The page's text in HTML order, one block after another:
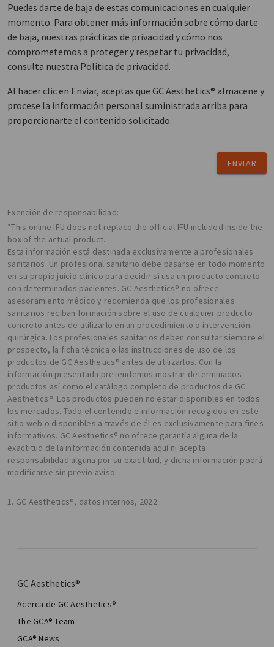
Puedes darte de baja de estas comunicaciones en cualquier
momento. Para obtener más información sobre cómo darte
de baja, nuestras prácticas de privacidad y cómo nos
comprometemos a proteger y respetar tu privacidad,
consulta nuestra Política de privacidad.
Al hacer clic en Enviar, aceptas que GC Aesthetics® almacene y
procese la información personal suministrada arriba para
proporcionarte el contenido solicitado.
ENVIAR
Exención de responsabilidad:
*This online IFU does not replace the official IFU included inside the
box of the actual product.
Esta información está destinada exclusivamente a profesionales
sanitarios. Un profesional sanitario debe basarse en todo momento
en su propio juicio clínico para decidir si usa un producto concreto
con determinados pacientes. GC Aesthetics® no ofrece
asesoramiento médico y recomienda que los profesionales
sanitarios reciban formación sobre el uso de cualquier producto
concreto antes de utilizarlo en un procedimiento o intervención
quirúrgica. Los profesionales sanitarios deben consultar siempre el
prospecto, la ficha técnica o las instrucciones de uso de los
productos de GC Aesthetics® antes de utilizarlos. Con la
información presentada pretendemos mostrar determinados
productos así como el catálogo completo de productos de GC
Aesthetics®. Los productos pueden no estar disponibles en todos
los mercados. Todo el contenido e información recogidos en este
sitio web o disponibles a través de él es exclusivamente para fines
informativos. GC Aesthetics® no ofrece garantía alguna de la
exactitud de la información contenida aquí ni acepta
responsabilidad alguna por su exactitud, y dicha información podrá
modificarse sin previo aviso.
1. GC Aesthetics®, datos internos, 2022.
GC Aesthetics®
Acerca de GC Aesthetics®
The GCA® Team
GCA® News